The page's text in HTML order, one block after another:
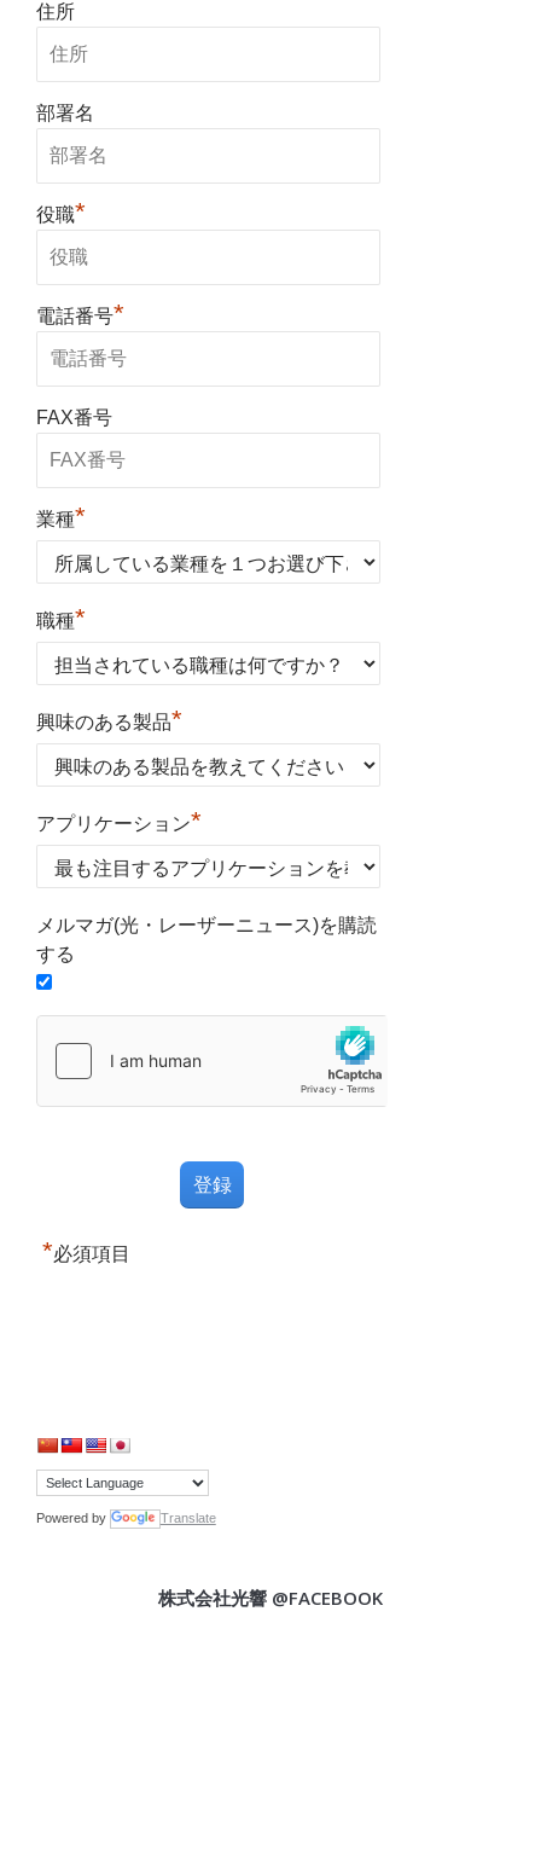
住所
部署名
役職*
電話番号*
FAX番号
業種*
職種*
興味のある製品*
アプリケーション*
メルマガ(光・レーザーニュース)を購読
する
*必須項目
Powered by Translate
株式会社光響 @FACEBOOK